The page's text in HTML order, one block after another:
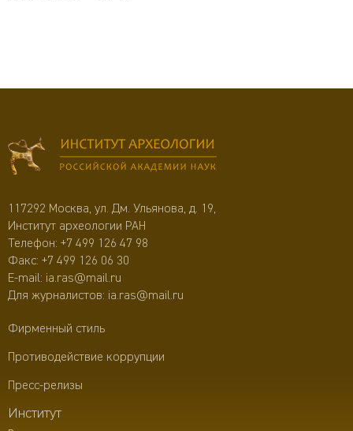
117292 Москва, ул. Дм. Ульянова, д. 19,
Институт археологии РАН
Телефон: +7 499 126 47 98
Факс: +7 499 126 06 30
E-mail: ia.ras@mail.ru
Для журналистов: ia.ras@mail.ru
Фирменный стиль
Противодействие коррупции
Пресс-релизы
Институт